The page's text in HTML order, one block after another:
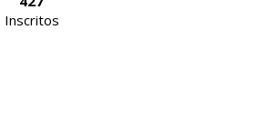
Inscritos